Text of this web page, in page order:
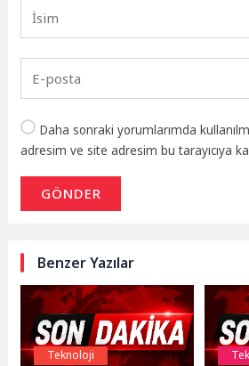
Daha sonraki yorumlarımda
adresim ve site adresim bu tarayıcıya
GÖNDER
Benzer Yazılar
Teknoloji